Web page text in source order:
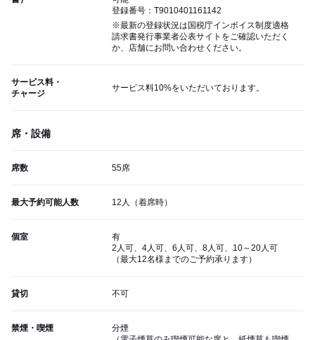
登録番号：T9010401161142
※最新の登録状況は国税庁インボイス制度適格
請求書発行事業者公表サイトをご確認いただく
か、店舗にお問い合わせください。
サービス料・
チャージ
サービス料10%をいただいております。
席・設備
席数 55席
最大予約可能人数 12人（着席時）
個室
有
2人可、4人可、6人可、8人可、10～20人可
（最大12名様までのご予約承ります）
貸切 不可
禁煙・喫煙
分煙